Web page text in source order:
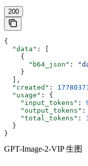
200
{
  "data"
: [
    {
      "b64_json"
:
    }
  ],
  "created"
:
  "usage"
: {
    "input_tokens"
:
    "output_tokens"
:
    "total_tokens"
:
  }
}
GPT-Image-2-VIP 生图